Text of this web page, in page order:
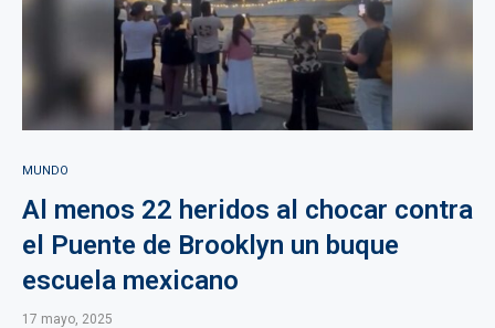
MUNDO
Al menos 22 heridos al chocar contra
el Puente de Brooklyn un buque
escuela mexicano
17 mayo, 2025